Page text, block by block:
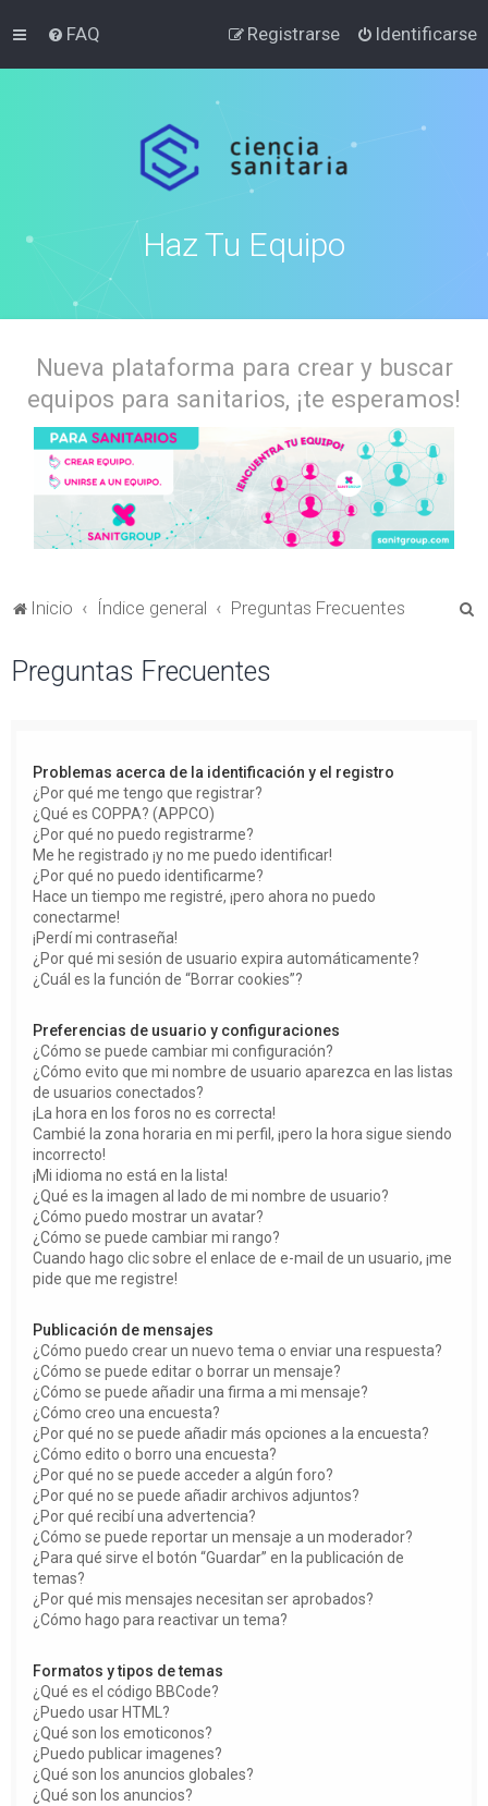
FAQ Identificarse
Registrarse
Haz Tu Equipo
Nueva plataforma para crear y buscar
equipos para sanitarios, ¡te esperamos!
Inicio Índice general Preguntas Frecuentes
Preguntas Frecuentes
Problemas acerca de la identificación y el registro
¿Por qué me tengo que registrar?
¿Qué es COPPA? (APPCO)
¿Por qué no puedo registrarme?
Me he registrado ¡y no me puedo identificar!
¿Por qué no puedo identificarme?
Hace un tiempo me registré, ¡pero ahora no puedo
conectarme!
¡Perdí mi contraseña!
¿Por qué mi sesión de usuario expira automáticamente?
¿Cuál es la función de “Borrar cookies”?
Preferencias de usuario y configuraciones
¿Cómo se puede cambiar mi configuración?
¿Cómo evito que mi nombre de usuario aparezca en las listas
de usuarios conectados?
¡La hora en los foros no es correcta!
Cambié la zona horaria en mi perfil, ¡pero la hora sigue siendo
incorrecto!
¡Mi idioma no está en la lista!
¿Qué es la imagen al lado de mi nombre de usuario?
¿Cómo puedo mostrar un avatar?
¿Cómo se puede cambiar mi rango?
Cuando hago clic sobre el enlace de e-mail de un usuario, ¡me
pide que me registre!
Publicación de mensajes
¿Cómo puedo crear un nuevo tema o enviar una respuesta?
¿Cómo se puede editar o borrar un mensaje?
¿Cómo se puede añadir una firma a mi mensaje?
¿Cómo creo una encuesta?
¿Por qué no se puede añadir más opciones a la encuesta?
¿Cómo edito o borro una encuesta?
¿Por qué no se puede acceder a algún foro?
¿Por qué no se puede añadir archivos adjuntos?
¿Por qué recibí una advertencia?
¿Cómo se puede reportar un mensaje a un moderador?
¿Para qué sirve el botón “Guardar” en la publicación de
temas?
¿Por qué mis mensajes necesitan ser aprobados?
¿Cómo hago para reactivar un tema?
Formatos y tipos de temas
¿Qué es el código BBCode?
¿Puedo usar HTML?
¿Qué son los emoticonos?
¿Puedo publicar imagenes?
¿Qué son los anuncios globales?
¿Qué son los anuncios?